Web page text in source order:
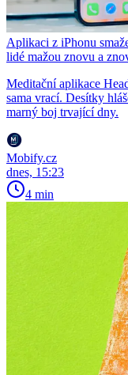
Aplikaci z iPhonu
lidé mažou znovu a
Meditační aplikace
sama vrací. Desítky
marný boj trvající dny.
Mobify.cz
dnes, 15:23
4 min